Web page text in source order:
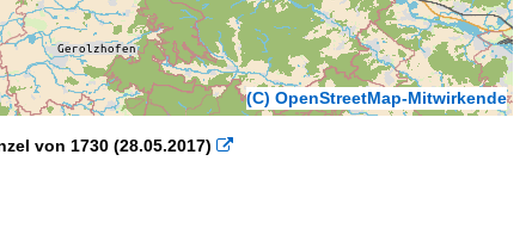
(C) OpenStreetMap-Mitwirkende
von 1730 (28.05.2017) 